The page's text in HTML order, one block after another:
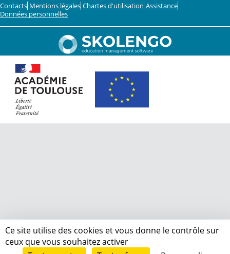
Contacts Mentions légales Chartes d'utilisation Assistance
Données personnelles
Ce site utilise des cookies et vous donne le contrôle sur
ceux que vous souhaitez activer